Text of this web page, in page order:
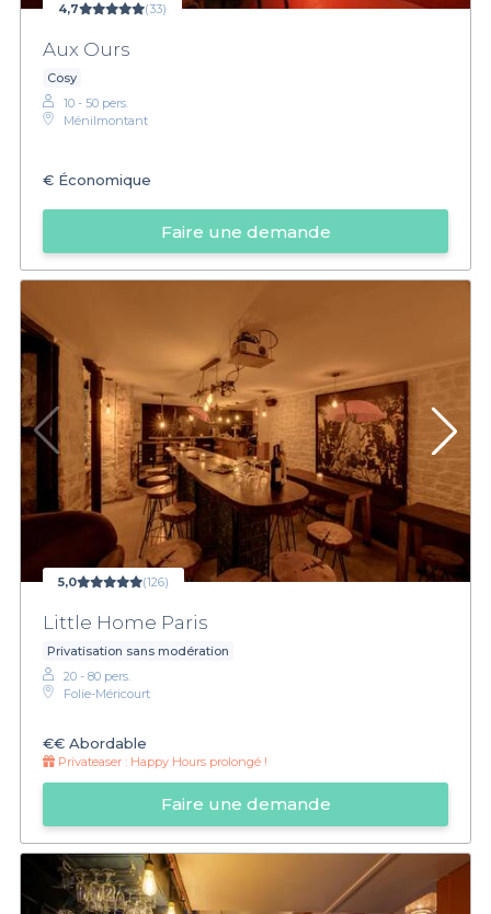
4,7 (33)
Aux Ours
Cosy
10 - 50 pers.
Ménilmontant
€ Économique
Faire une demande
5,0 (126)
Little Home Paris
Privatisation sans modération
20 - 80 pers.
Folie-Méricourt
€€ Abordable
Privateaser : Happy Hours prolongé !
Faire une demande